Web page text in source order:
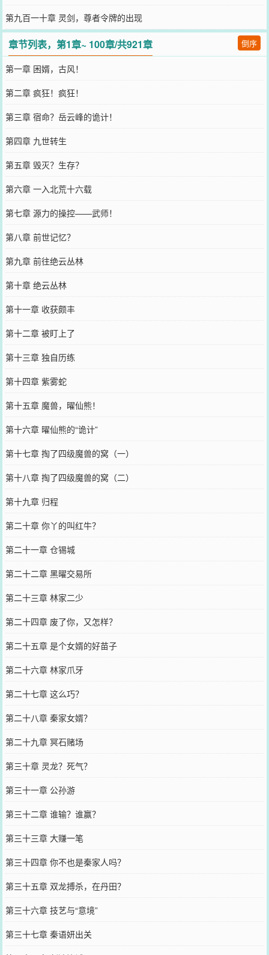
第九百一十章 灵剑，尊者令牌的出现
章节列表，第1章~ 100章/共921章 倒序
第一章 困婿，古风！
第二章 疯狂！疯狂！
第三章 宿命？岳云峰的诡计！
第四章 九世转生
第五章 毁灭？生存？
第六章 一入北荒十六载
第七章 源力的操控——武师！
第八章 前世记忆？
第九章 前往绝云丛林
第十章 绝云丛林
第十一章 收获颇丰
第十二章 被盯上了
第十三章 独自历练
第十四章 紫雾蛇
第十五章 魔兽，曜仙熊！
第十六章 曜仙熊的“诡计”
第十七章 掏了四级魔兽的窝（一）
第十八章 掏了四级魔兽的窝（二）
第十九章 归程
第二十章 你丫的叫红牛？
第二十一章 仓锡城
第二十二章 黑曜交易所
第二十三章 林家二少
第二十四章 废了你，又怎样？
第二十五章 是个女婿的好苗子
第二十六章 林家爪牙
第二十七章 这么巧？
第二十八章 秦家女婿？
第二十九章 冥石赌场
第三十章 灵龙？死气？
第三十一章 公孙游
第三十二章 谁输？谁赢？
第三十三章 大赚一笔
第三十四章 你不也是秦家人吗？
第三十五章 双龙搏杀，在丹田？
第三十六章 技艺与“意境”
第三十七章 秦语妍出关